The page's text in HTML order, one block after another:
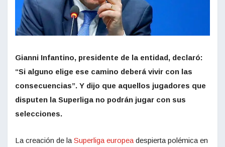
Gianni Infantino, presidente de la entidad, declaró:
“Si alguno elige ese camino deberá vivir con las
consecuencias”. Y dijo que aquellos jugadores que
disputen la Superliga no podrán jugar con sus
selecciones.
La creación de la Superliga europea despierta polémica en